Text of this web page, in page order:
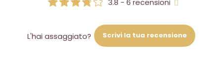
3.8 - 6 recensioni
L'hai assaggiato? Scrivi la tua recensione